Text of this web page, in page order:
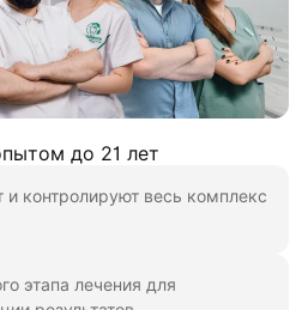
до 21 лет
контролируют весь комплекс
этапа лечения для